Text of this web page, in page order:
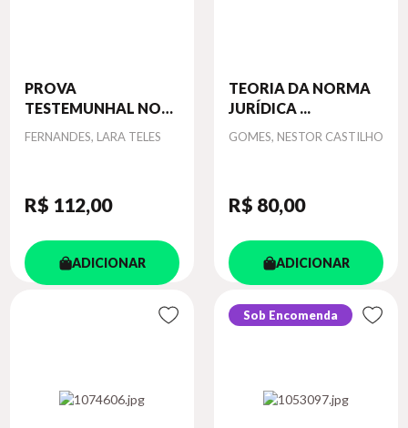
PROVA
TESTEMUNHAL NO
PROC...
Autor
FERNANDES, LARA TELES
R$ 112,00
ADICIONAR
TEORIA DA NORMA
JURÍDICA ...
Autor
GOMES, NESTOR CASTILHO
R$ 80,00
ADICIONAR
Sob Encomenda